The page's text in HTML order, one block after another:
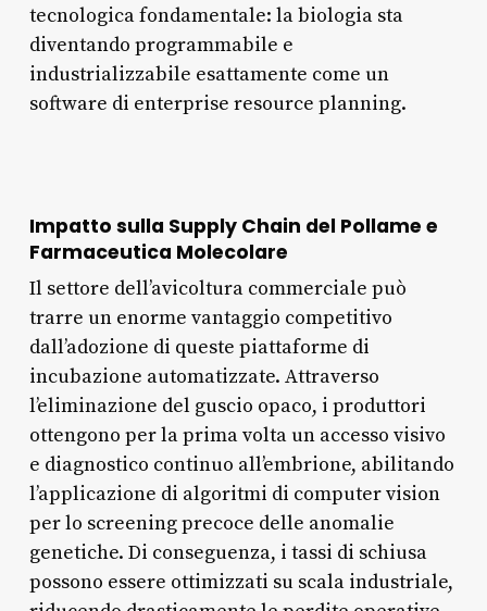
tecnologica fondamentale: la biologia sta
diventando programmabile e
industrializzabile esattamente come un
software di enterprise resource planning.
Impatto sulla Supply Chain del Pollame e
Farmaceutica Molecolare
Il settore dell’avicoltura commerciale può
trarre un enorme vantaggio competitivo
dall’adozione di queste piattaforme di
incubazione automatizzate. Attraverso
l’eliminazione del guscio opaco, i produttori
ottengono per la prima volta un accesso visivo
e diagnostico continuo all’embrione, abilitando
l’applicazione di algoritmi di computer vision
per lo screening precoce delle anomalie
genetiche. Di conseguenza, i tassi di schiusa
possono essere ottimizzati su scala industriale,